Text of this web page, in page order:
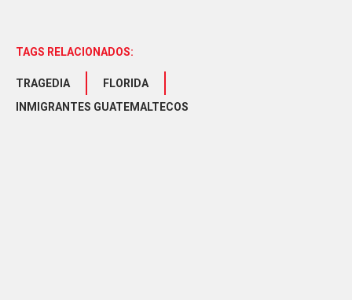
TAGS RELACIONADOS:
TRAGEDIA
FLORIDA
INMIGRANTES GUATEMALTECOS